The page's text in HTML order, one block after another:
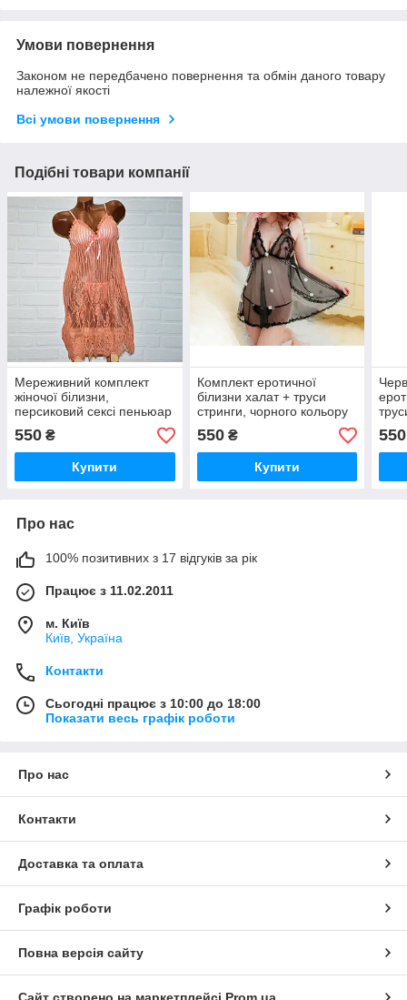
Умови повернення
Законом не передбачено повернення та обмін даного товару
належної якості
Всі умови повернення
Подібні товари компанії
Мереживний комплект
жіночої білизни,
персиковий сексі пеньюар
плаття та труси стринги,
розміри S, M, L
550 ₴
Купити
Комплект еротичної
білизни халат + труси
стринги, чорного кольору
550₴
Купити
550
Про нас
100% позитивних з 17 відгуків за рік
Працює з 11.02.2011
м. Київ
Київ, Україна
Контакти
Сьогодні працює з 10:00 до 18:00
Показати весь графік роботи
Про нас
Контакти
Доставка та оплата
Графік роботи
Повна версія сайту